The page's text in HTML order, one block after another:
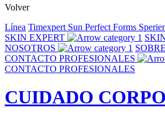
Volver
Línea Timexpert Sun Perfect Forms
SKIN EXPERT
NOSOTROS
CONTACTO PROFESIONALES
CONTACTO PROFESIONALES
CUIDADO